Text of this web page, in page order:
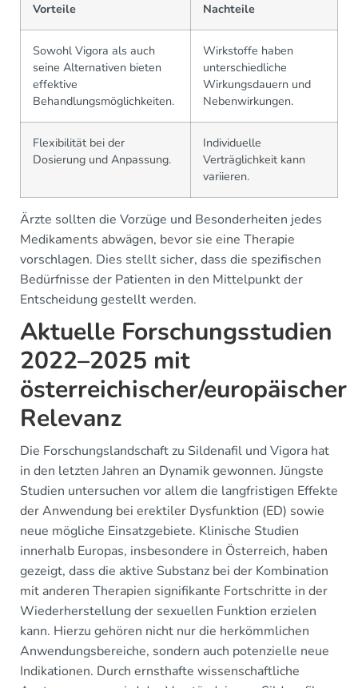
Vorteile Nachteile
Sowohl Vigora als auch
seine Alternativen bieten
effektive
Behandlungsmöglichkeiten.
Wirkstoffe haben
unterschiedliche
Wirkungsdauern und
Nebenwirkungen.
Flexibilität bei der
Dosierung und Anpassung.
Individuelle
Verträglichkeit kann
variieren.
Ärzte sollten die Vorzüge und Besonderheiten jedes
Medikaments abwägen, bevor sie eine Therapie
vorschlagen. Dies stellt sicher, dass die spezifischen
Bedürfnisse der Patienten in den Mittelpunkt der
Entscheidung gestellt werden.
Aktuelle Forschungsstudien
2022–2025 mit
österreichischer/europäischer
Relevanz
Die Forschungslandschaft zu Sildenafil und Vigora hat
in den letzten Jahren an Dynamik gewonnen. Jüngste
Studien untersuchen vor allem die langfristigen Effekte
der Anwendung bei erektiler Dysfunktion (ED) sowie
neue mögliche Einsatzgebiete. Klinische Studien
innerhalb Europas, insbesondere in Österreich, haben
gezeigt, dass die aktive Substanz bei der Kombination
mit anderen Therapien signifikante Fortschritte in der
Wiederherstellung der sexuellen Funktion erzielen
kann. Hierzu gehören nicht nur die herkömmlichen
Anwendungsbereiche, sondern auch potenzielle neue
Indikationen. Durch ernsthafte wissenschaftliche